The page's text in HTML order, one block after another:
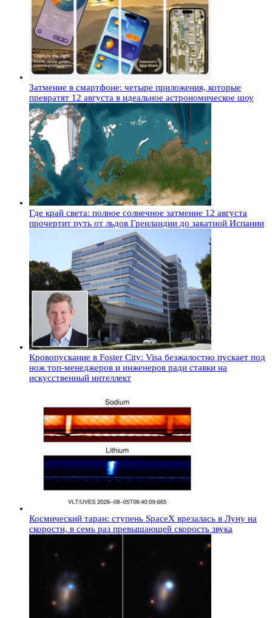
Затмение в смартфоне: четыре приложения, которые
превратят 12 августа в идеальное астрономическое шоу
Где край света: полное солнечное затмение 12 августа
прочертит путь от льдов Гренландии до закатной Испании
Кровопускание в Foster City: Visa безжалостно пускает под
нож топ-менеджеров и инженеров ради ставки на
искусственный интеллект
Космический таран: ступень SpaceX врезалась в Луну на
скорости, в семь раз превышающей скорость звука